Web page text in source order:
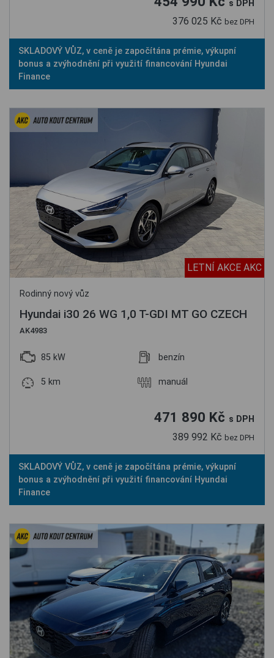
s DPH
376 025 Kč bez DPH
SKLADOVÝ VŮZ, v ceně je započítána prémie, výkupní
bonus a zvýhodnění při využití financování Hyundai
Finance
LETNÍ AKCE AKC
Rodinný nový vůz
Hyundai i30 26 WG 1,0 T-GDI MT GO CZECH
AK4983
85 kW benzín
5 km manuál
471 890 Kč s DPH
389 992 Kč bez DPH
SKLADOVÝ VŮZ, v ceně je započítána prémie, výkupní
bonus a zvýhodnění při využití financování Hyundai
Finance